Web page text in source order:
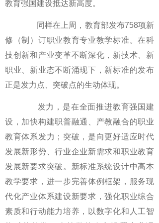
教育强国建设抵达新高度。
同样在上周，教育部发布758项新
修（制）订职业教育专业教学标准。在科
技创新和产业变革不断深化，新技术、新
职业、新业态不断涌现下，新标准的发布
正是发力点、突破点的生动体现。
发力，是在全面推进教育强国建
设，加快构建职普融通、产教融合的职业
教育体系发力；突破，是向更好适应时代
发展新形势、行业企业新需求和职业教育
发展新要求突破。新标准系统设计中高本
教学要求，进一步完善体例框架，服务现
代化产业体系建设新要求，强化职业综合
素质和行动能力培养，以数字化和人工智